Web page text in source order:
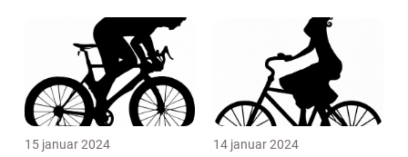
15 januar 2024 14 januar 2024